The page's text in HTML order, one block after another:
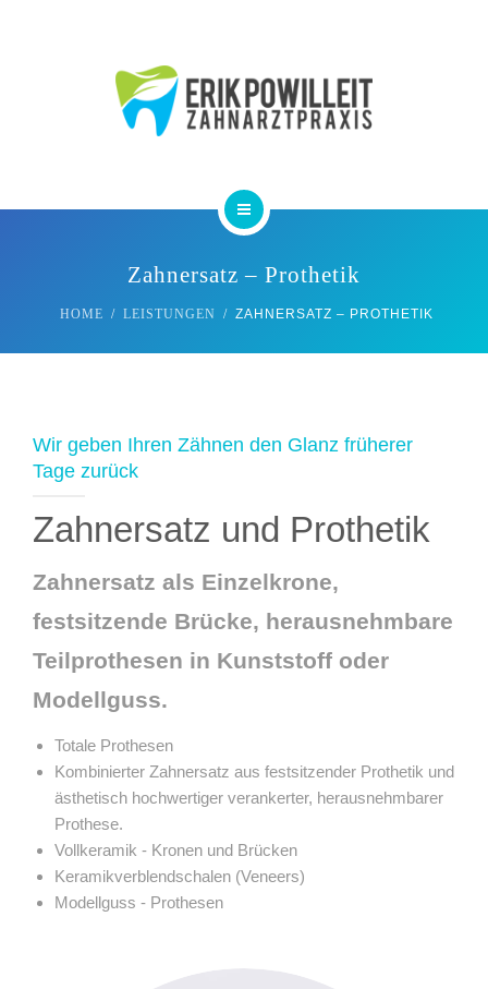
KONTAKT
Zahnersatz – Prothetik
HOME LEISTUNGEN ZAHNERSATZ – PROTHETIK
Wir geben Ihren Zähnen den Glanz früherer
Tage zurück
Zahnersatz und Prothetik
Zahnersatz als Einzelkrone,
festsitzende Brücke, herausnehmbare
Teilprothesen in Kunststoff oder
Modellguss.
Totale Prothesen
Kombinierter Zahnersatz aus festsitzender Prothetik und
ästhetisch hochwertiger verankerter, herausnehmbarer
Prothese.
Vollkeramik - Kronen und Brücken
Keramikverblendschalen (Veneers)
Modellguss - Prothesen